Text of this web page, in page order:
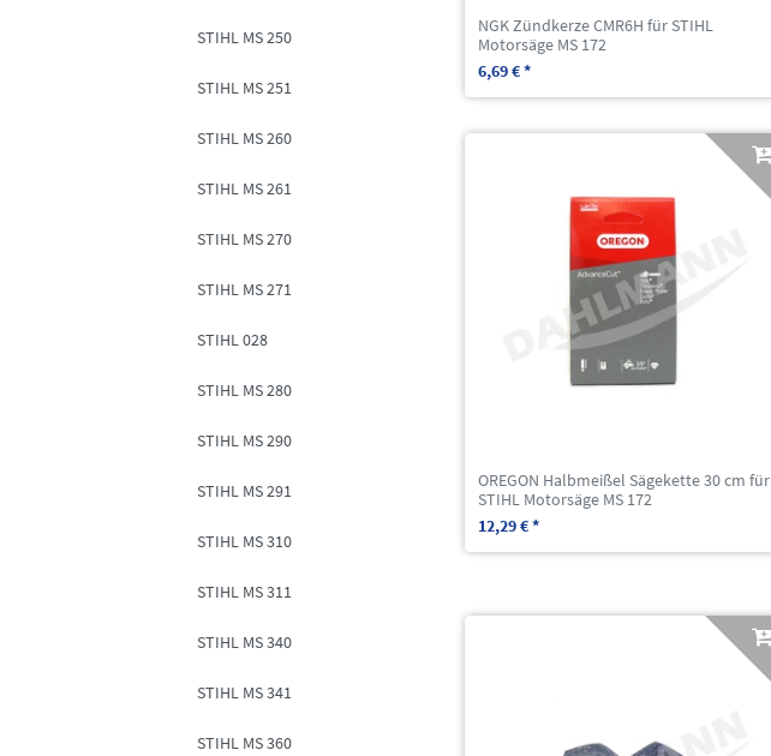
STIHL MS 250
STIHL MS 251
STIHL MS 260
STIHL MS 261
STIHL MS 270
STIHL MS 271
STIHL 028
STIHL MS 280
STIHL MS 290
STIHL MS 291
STIHL MS 310
STIHL MS 311
STIHL MS 340
STIHL MS 341
STIHL MS 360
NGK Zündkerze CMR6H für STIHL
Motorsäge MS 172
6,69 € *
OREGON Halbmeißel Sägekette 30 cm für
STIHL Motorsäge MS 172
12,29 € *